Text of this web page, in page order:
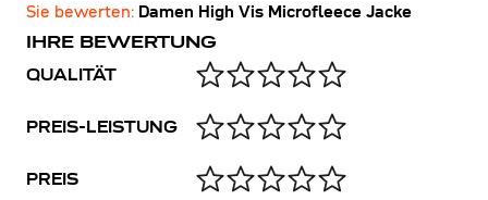
Sie bewerten: Damen High Vis Microfleece Jacke
IHRE BEWERTUNG
QUALITÄT
PREIS-LEISTUNG
PREIS